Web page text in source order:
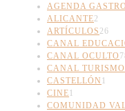
AGENDA
ALICANTE2
ARTÍCULOS 26
CANAL
CANAL OCULTO
CANAL TURISMO
CASTELLÓN 1
CINE1
COMUNIDAD